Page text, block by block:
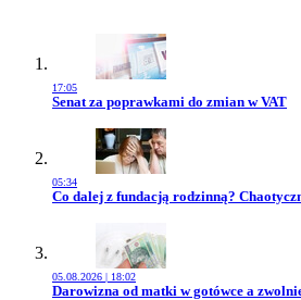
17:05
Przejdź do artykułu:
Senat za poprawkami do zmian w VAT
05:34
Przejdź do artykułu:
Co dalej z fundacją rodzinną?
05.08.2026 | 18:02
Przejdź do artykułu:
Darowizna od matki w gotówce a